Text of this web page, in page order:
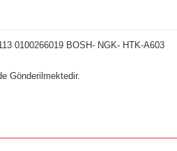
0100266019 BOSH- NGK- HTK-A603
Gönderilmektedir.